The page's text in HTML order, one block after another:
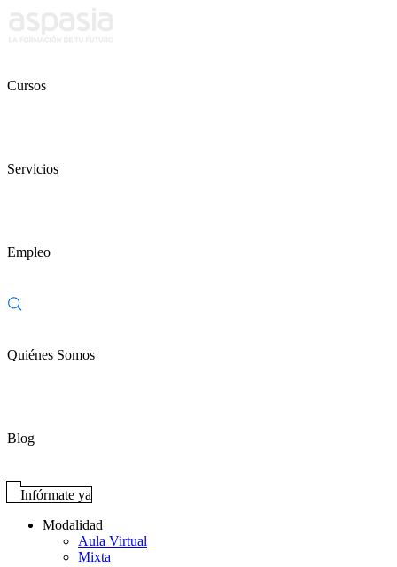
Cursos
Servicios
Empleo
Quiénes Somos
Blog
Infórmate ya
Modalidad
Aula Virtual
Mixta